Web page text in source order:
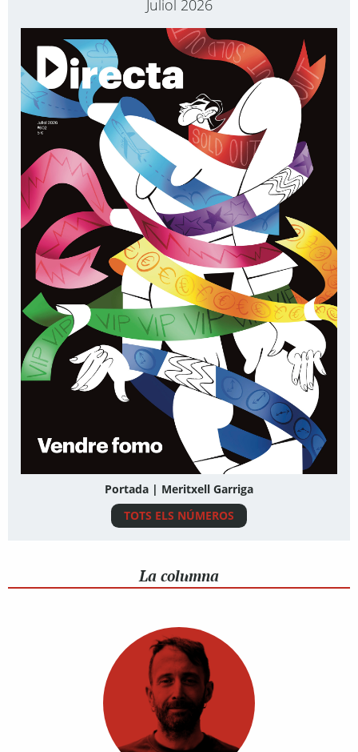
Juliol 2026
Portada | Meritxell Garriga
TOTS ELS NÚMEROS
La columna